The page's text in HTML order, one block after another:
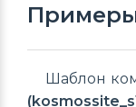
Шаблон